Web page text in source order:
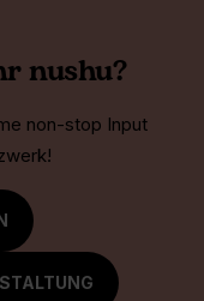
nushu?
non-stop Input